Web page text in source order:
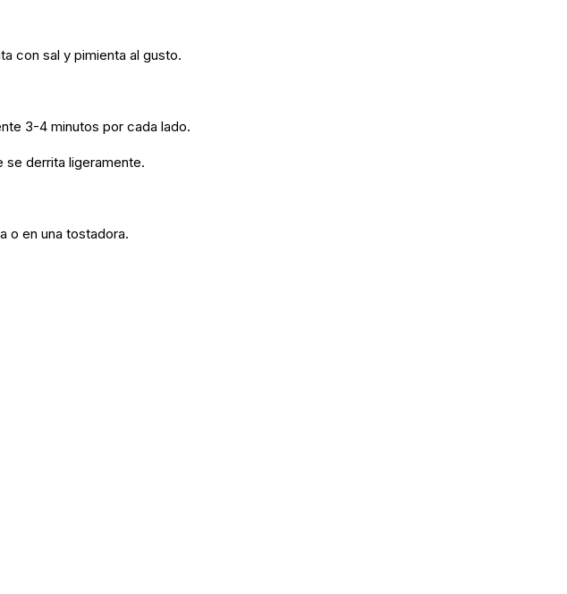
con sal y pimienta al gusto.
3-4 minutos por cada lado.
se derrita ligeramente.
o en una tostadora.